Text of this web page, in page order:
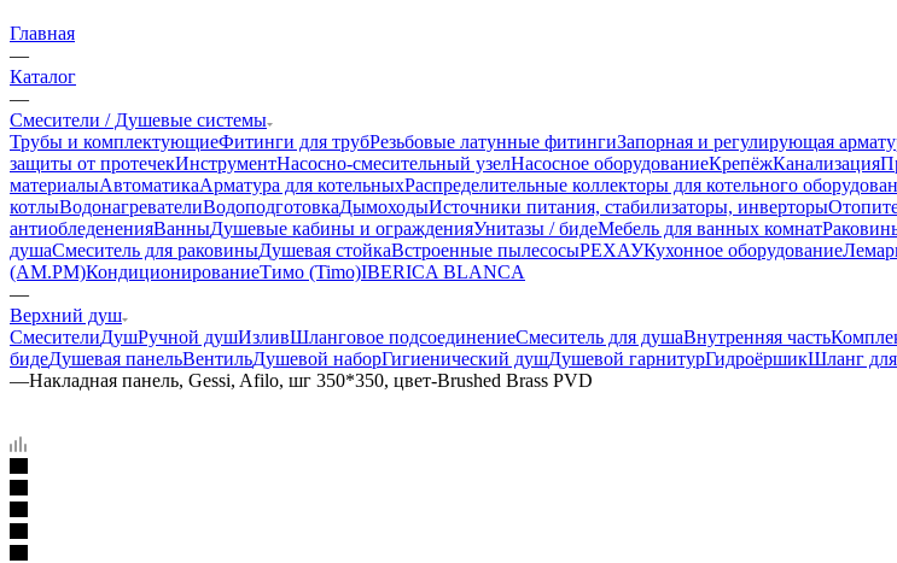
Главная
—
Каталог
—
Смесители / Душевые системы
Трубы и комплектующиеФитинги для трубРезьбовые латунные фитингиЗапорная и регулирующая
защиты от протечекИнструментНасосно-смесительный узелНасосное оборудованиеКрепёжКанализация
материалыАвтоматикаАрматура для котельныхРаспределительные коллекторы для котельного
котлыВодонагревателиВодоподготовкаДымоходыИсточники питания, стабилизаторы, инверторы
антиобледененияВанныДушевые кабины и огражденияУнитазы / бидеМебель для ванных комнат
душаСмеситель для раковиныДушевая стойкаВстроенные пылесосыРЕХАУКухонное оборудование
(AM.PM)КондиционированиеТимо (Timo)IBERICA BLANCA
—
Верхний душ
СмесителиДушРучной душИзливШланговое подсоединениеСмеситель для душаВнутренняя часть
бидеДушевая панельВентильДушевой наборГигиенический душДушевой гарнитурГидроёршикШланг
—Накладная панель, Gessi, Afilo, шг 350*350, цвет-Brushed Brass PVD